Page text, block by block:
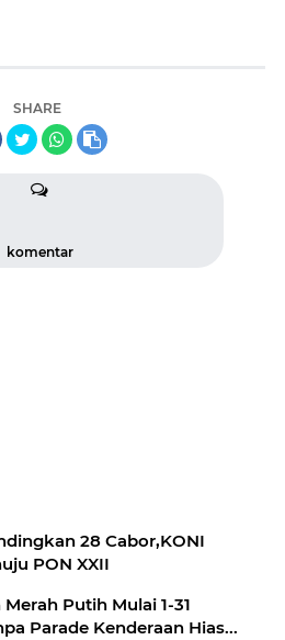
SHARE
komentar
28 Cabor,KONI
PON XXII
Putih Mulai 1-31
Parade Kenderaan Hias...